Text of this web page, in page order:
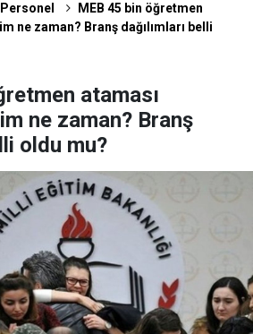
MEB 45 bin öğretmen
ne zaman? Branş dağılımları belli
ataması
ne zaman? Branş
oldu mu?